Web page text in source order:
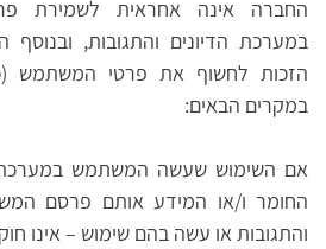
החברה אינה אחראית לשמירת
במערכת הדיונים והתגובות,
הזכות לחשוף את פרטי המשתמש
במקרים הבאים:
אם השימוש שעשה המשתמש במערכת
החומר ו/או המידע אותם פרסם
והתגובות או עשה בהם שימוש – אינו